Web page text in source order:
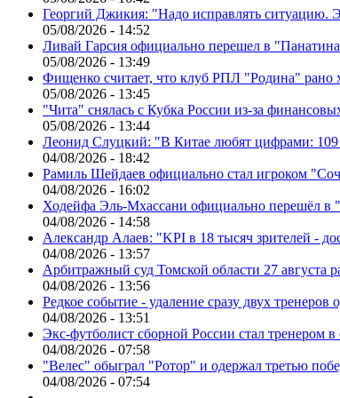
Георгий Джикия: "Надо исправлять
05/08/2026 - 14:52
Ливай Гарсия официально перешел в
05/08/2026 - 13:49
Фищенко считает, что клуб РПЛ "Родина" рано
05/08/2026 - 13:45
"Чита" снялась с Кубка России из-за
05/08/2026 - 13:44
Леонид Слуцкий: "В Китае любят цифрами: 109
04/08/2026 - 18:42
Рамиль Шейдаев официально стал игроком
04/08/2026 - 16:02
Ходейфа Эль-Мхассани официально перешёл в
04/08/2026 - 14:58
Александр Алаев: "KPI в 18 тысяч зрителей -
04/08/2026 - 13:57
Арбитражный суд Томской области 27 августа
04/08/2026 - 13:56
Редкое событие - удаление сразу двух тренеров
04/08/2026 - 13:51
Экс-футболист сборной России стал тренером в
04/08/2026 - 07:58
"Велес" обыграл "Ротор" и одержал третью
04/08/2026 - 07:54